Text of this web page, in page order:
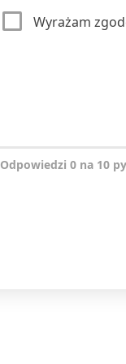
Wyrażam
Odpowiedzi 0 na 10